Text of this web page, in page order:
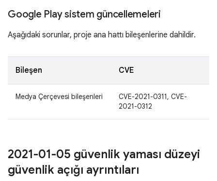
Google Play sistem güncellemeleri
Aşağıdaki sorunlar, proje ana hattı bileşenlerine dahildir.
Bileşen CVE
Medya Çerçevesi bileşenleri
CVE-2021-0311, CVE-
2021-0312
2021-01-05 güvenlik yaması düzeyi
güvenlik açığı ayrıntıları